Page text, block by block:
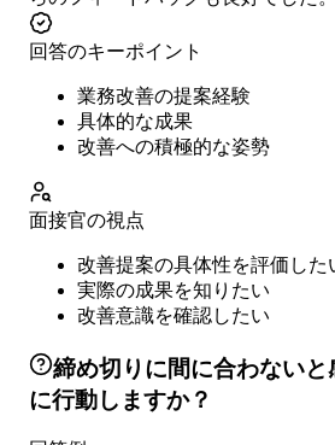
回答のキーポイント
業務改善の提案経験
具体的な成果
改善への積極的な姿勢
面接官の視点
改善提案の具体性を評価した
実際の成果を知りたい
改善意識を確認したい
締め切りに間に合わないと
に行動しますか？